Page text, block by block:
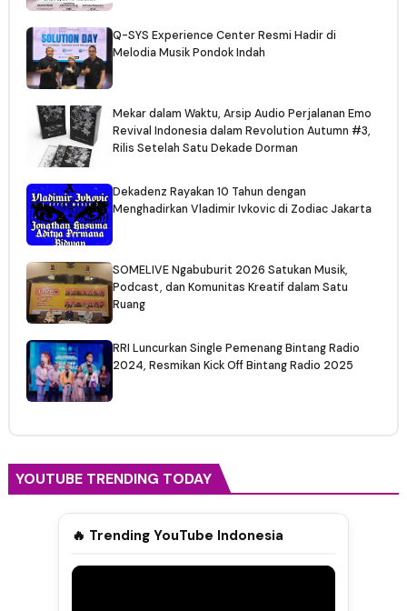
Q-SYS Experience Center Resmi Hadir di
Melodia Musik Pondok Indah
Mekar dalam Waktu, Arsip Audio Perjalanan Emo
Revival Indonesia dalam Revolution Autumn #3,
Rilis Setelah Satu Dekade Dorman
Dekadenz Rayakan 10 Tahun dengan
Menghadirkan Vladimir Ivkovic di Zodiac Jakarta
SOMELIVE Ngabuburit 2026 Satukan Musik,
Podcast, dan Komunitas Kreatif dalam Satu
Ruang
RRI Luncurkan Single Pemenang Bintang Radio
2024, Resmikan Kick Off Bintang Radio 2025
YOUTUBE TRENDING TODAY
🔥 Trending YouTube Indonesia